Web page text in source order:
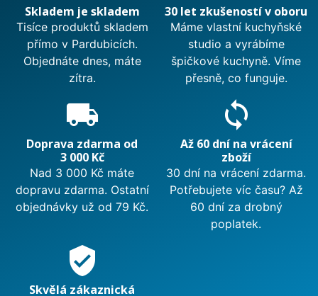
Skladem je skladem
Tisíce produktů skladem
přímo v Pardubicích.
Objednáte dnes, máte
zítra.
30 let zkušeností v oboru
Máme vlastní kuchyňské
studio a vyrábíme
špičkové kuchyně. Víme
přesně, co funguje.
local_shipping
Doprava zdarma od
3 000 Kč
Nad 3 000 Kč máte
dopravu zdarma. Ostatní
objednávky už od 79 Kč.
sync
Až 60 dní na vrácení
zboží
30 dní na vrácení zdarma.
Potřebujete víc času? Až
60 dní za drobný
poplatek.
verified_user
Skvělá zákaznická